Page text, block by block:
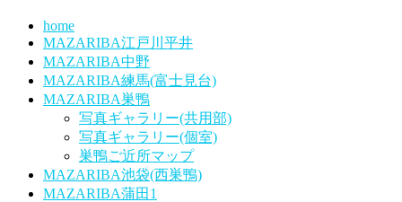
home
MAZARIBA江戸川平井
MAZARIBA中野
MAZARIBA練馬(富士見台)
MAZARIBA巣鴨
写真ギャラリー(共用部)
写真ギャラリー(個室)
巣鴨ご近所マップ
MAZARIBA池袋(西巣鴨)
MAZARIBA蒲田1